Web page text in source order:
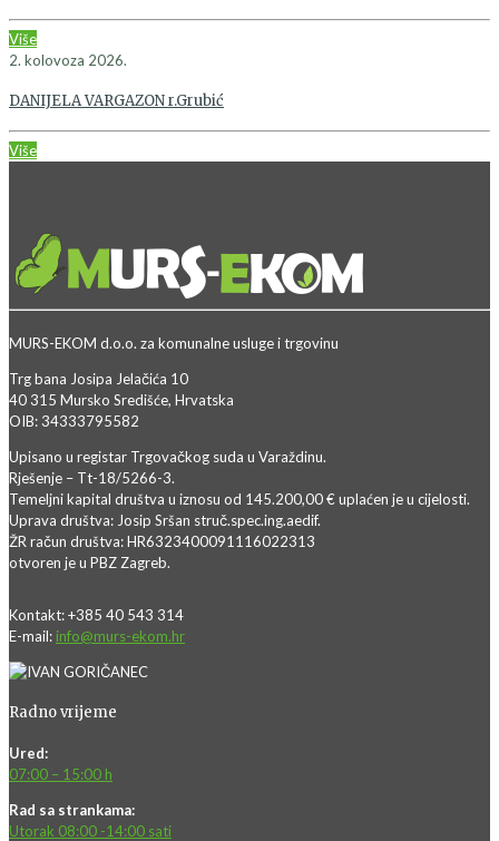
Više
2. kolovoza 2026.
DANIJELA VARGAZON r.Grubić
Više
MURS-EKOM d.o.o. za komunalne usluge i trgovinu
Trg bana Josipa Jelačića 10
40 315 Mursko Središće, Hrvatska
OIB: 34333795582
Upisano u registar Trgovačkog suda u Varaždinu.
Rješenje – Tt-18/5266-3.
Temeljni kapital društva u iznosu od 145.200,00 € uplaćen je u cijelosti.
Uprava društva: Josip Sršan struč.spec.ing.aedif.
ŽR račun društva: HR6323400091116022313
otvoren je u PBZ Zagreb.
Kontakt: +385 40 543 314
E-mail: info@murs-ekom.hr
Radno vrijeme
Ured:
07:00 – 15:00 h
Rad sa strankama:
Utorak 08:00 -14:00 sati